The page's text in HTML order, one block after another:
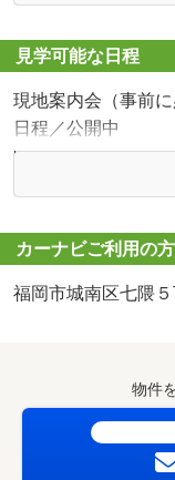
西鉄バス「干隈」停ま
地下鉄七隈線「金山
分）
■【幼稚園・保育園
分）
■【スーパー】サニ
■【スーパー】マッ
■【公園】西南杜の
見学可能な日程
現地案内会（事前
日程／公開中
時間／10:00～18:00
現地案内会（事前
時間／10:00～18:00
◇貴重なお時間の
お客様のご都合に
おおよその所要時
例）「現地見学、
カーナビご利用の方
福岡市城南区七隈
物件